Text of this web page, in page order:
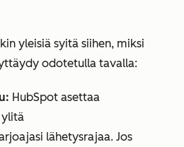
yleisiä syitä siihen, miksi
odotetulla tavalla:
HubSpot asettaa
lähetysrajaa. Jos